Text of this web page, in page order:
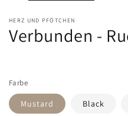
HERZ UND PFÖTCHEN
Verbunden -
Farbe
Mustard Black